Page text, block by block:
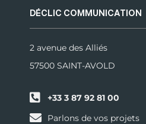
DÉCLIC COMMUNICATION
2 avenue des Alliés
57500 SAINT-AVOLD
+33 3 87 92 81 00
Parlons de vos projets